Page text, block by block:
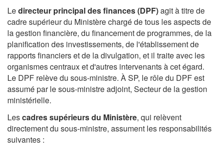
Ledirecteur principal des finances (DPF)agit à titre de
cadre supérieur du Ministère chargé de tous les aspects de
la gestion financière, du financement de programmes, de la
planification des investissements, de l'établissement de
rapports financiers et de la divulgation, et il traite avec les
organismes centraux et d'autres intervenants à cet égard.
Le DPF relève du sous‑ministre. À SP, le rôle du DPF est
assumé par le sous‑ministre adjoint, Secteur de la gestion
ministérielle.
Lescadres supérieurs du Ministère, qui relèvent
directement du sous‑ministre, assument les responsabilités
suivantes :